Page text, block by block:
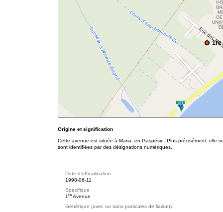
1re
Origine et signification
Cette avenue est située à Maria, en Gaspésie. Plus précisément, elle
sont identifiées par des désignations numériques.
Date d'officialisation
1998-06-11
Spécifique
1 re Avenue
Générique (avec ou sans particules de liaison)